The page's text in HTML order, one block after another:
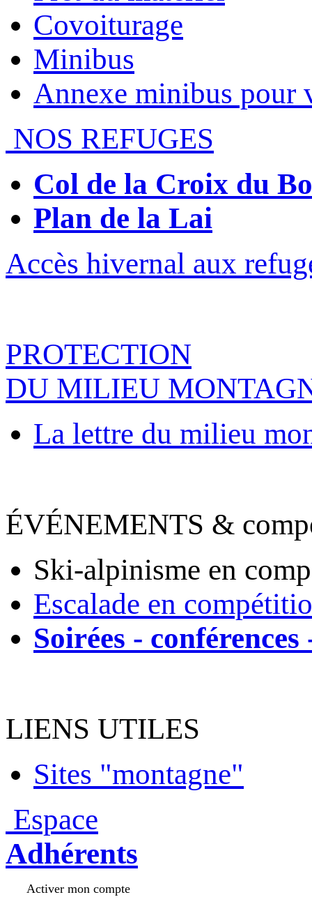
Covoiturage
Minibus
Annexe minibus pour
NOS REFUGES
Col de la Croix du
Plan de la Lai
Accès hivernal aux
PROTECTION
DU MILIEU
La lettre du milieu
ÉVÉNEMENTS &
Ski-alpinisme en
Escalade en
Soirées - conférences
LIENS UTILES
Sites "montagne"
Espace
Adhérents
Activer mon compte